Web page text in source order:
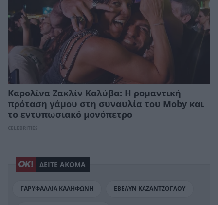
Καρολίνα Ζακλίν Καλύβα: Η ρομαντική
πρόταση γάμου στη συναυλία του Moby και
το εντυπωσιακό μονόπετρο
CELEBRITIES
ΔΕΙΤΕ ΑΚΟΜΑ
ΓΑΡΥΦΑΛΛΙΑ ΚΑΛΗΦΩΝΗ ΕΒΕΛΥΝ ΚΑΖΑΝΤΖΟΓΛΟΥ